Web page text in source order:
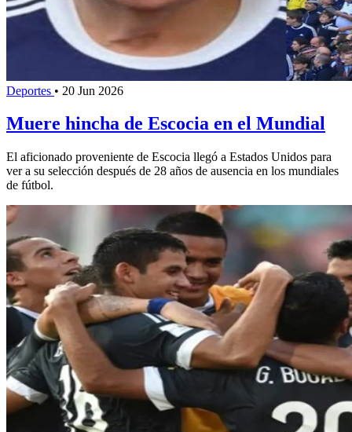
Deportes • 20 Jun 2026
Muere hincha de Escocia en el Mundial
El aficionado proveniente de Escocia llegó a Estados Unidos para
ver a su selección después de 28 años de ausencia en los mundiales
de fútbol.